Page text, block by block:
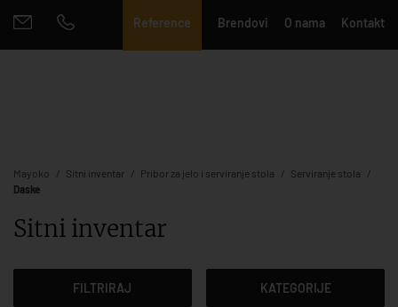
Reference Brendovi O nama Kontakt
Mayoko Sitni inventar Pribor za jelo i serviranje stola
Serviranje stola
Daske
Sitni inventar
FILTRIRAJ KATEGORIJE